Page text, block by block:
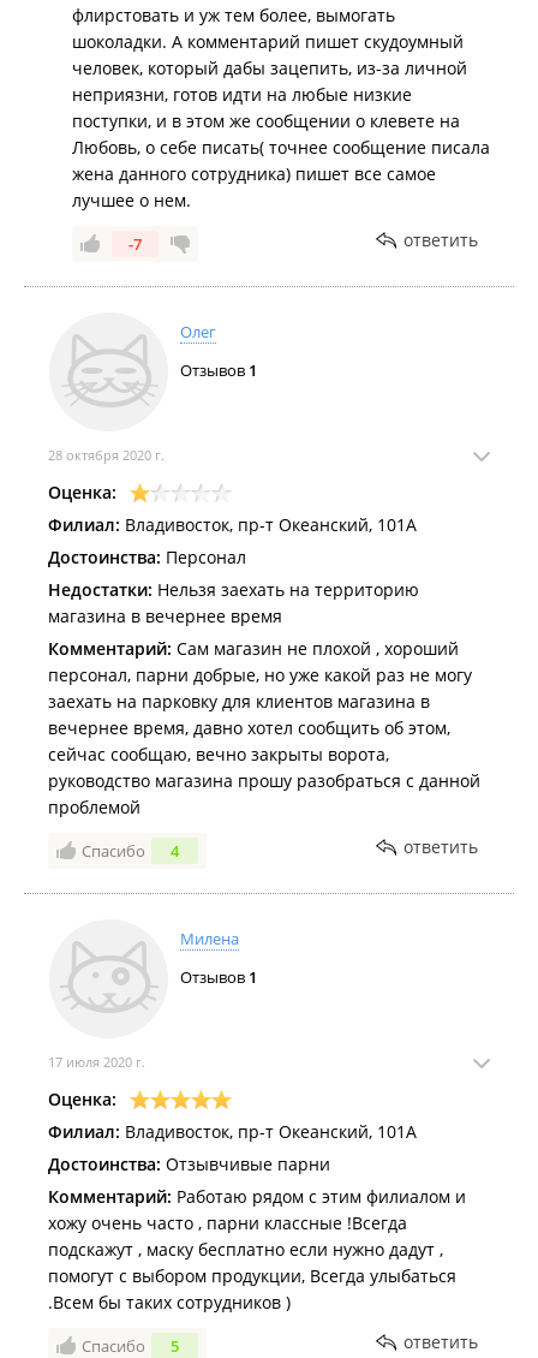
флирстовать и уж тем более, вымогать
шоколадки. А комментарий пишет скудоумный
человек, который дабы зацепить, из-за личной
неприязни, готов идти на любые низкие
поступки, и в этом же сообщении о клевете на
Любовь, о себе писать( точнее сообщение писала
жена данного сотрудника) пишет все самое
лучшее о нем.
-7 ответить
Олег
Отзывов 1
28 октября 2020 г.
Оценка:
Филиал: Владивосток, пр-т Океанский, 101А
Достоинства: Персонал
Недостатки: Нельзя заехать на территорию
магазина в вечернее время
Комментарий: Сам магазин не плохой , хороший
персонал, парни добрые, но уже какой раз не могу
заехать на парковку для клиентов магазина в
вечернее время, давно хотел сообщить об этом,
сейчас сообщаю, вечно закрыты ворота,
руководство магазина прошу разобраться с данной
проблемой
Спасибо 4 ответить
Милена
Отзывов 1
17 июля 2020 г.
Оценка:
Филиал: Владивосток, пр-т Океанский, 101А
Достоинства: Отзывчивые парни
Комментарий: Работаю рядом с этим филиалом и
хожу очень часто , парни классные !Всегда
подскажут , маску бесплатно если нужно дадут ,
помогут с выбором продукции, Всегда улыбаться
.Всем бы таких сотрудников )
Спасибо 5 ответить